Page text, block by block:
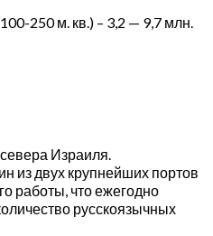
250 м. кв.) – 3,2 — 9,7 млн.
Израиля.
из двух крупнейших портов
работы, что ежегодно
русскоязычных